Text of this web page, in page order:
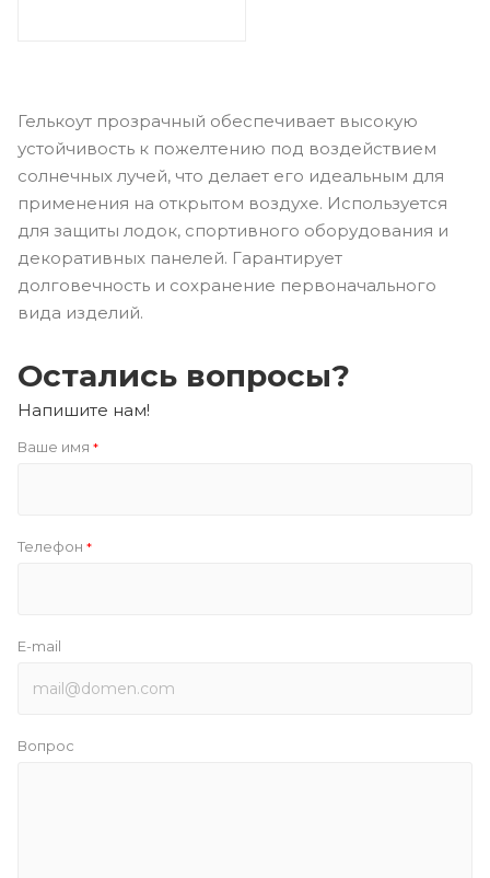
Гелькоут прозрачный обеспечивает высокую
устойчивость к пожелтению под воздействием
солнечных лучей, что делает его идеальным для
применения на открытом воздухе. Используется
для защиты лодок, спортивного оборудования и
декоративных панелей. Гарантирует
долговечность и сохранение первоначального
вида изделий.
Остались вопросы?
Напишите нам!
Ваше имя *
Телефон *
E-mail
Вопрос